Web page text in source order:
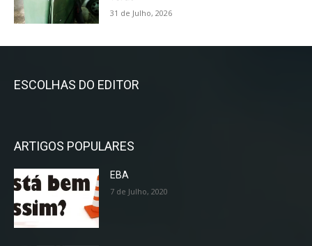
31 de Julho, 2026
ESCOLHAS DO EDITOR
ARTIGOS POPULARES
EBA
7 de Julho, 2020